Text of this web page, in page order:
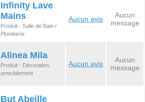
Infinity Lave
Mains
Produit - Salle de Bain /
Plomberie
Aucun avis
Aucun
message
Alinea Mila
Produit - Décoration,
ameublement
Aucun avis
Aucun
message
But Abeille